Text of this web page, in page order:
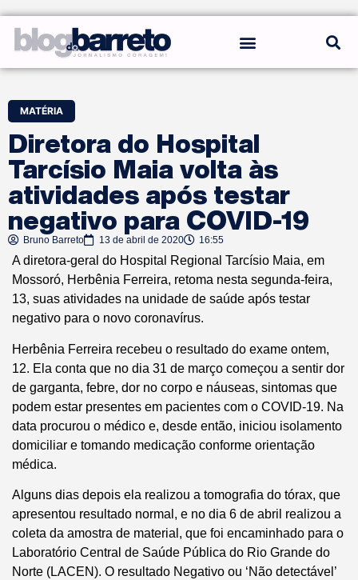
MATÉRIA
Diretora do Hospital
Tarcísio Maia volta às
atividades após testar
negativo para COVID-19
Bruno Barreto 13 de abril de 2020 16:55
A diretora-geral do Hospital Regional Tarcísio Maia, em
Mossoró, Herbênia Ferreira, retoma nesta segunda-feira,
13, suas atividades na unidade de saúde após testar
negativo para o novo coronavírus.
Herbênia Ferreira recebeu o resultado do exame ontem,
12. Ela conta que no dia 31 de março começou a sentir dor
de garganta, febre, dor no corpo e náuseas, sintomas que
podem estar presentes em pacientes com o COVID-19. Na
data procurou o médico e, desde então, iniciou isolamento
domiciliar e tomando medicação conforme orientação
médica.
Alguns dias depois ela realizou a tomografia do tórax, que
apresentou resultado normal, e no dia 6 de abril realizou a
coleta da amostra de material, que foi encaminhado para o
Laboratório Central de Saúde Pública do Rio Grande do
Norte (LACEN). O resultado Negativo ou ‘Não detectável’